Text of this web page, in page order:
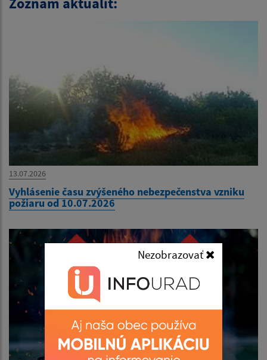
Nezobrazovať
13.07.2026
Vyhlásenie času zvýšeného nebezpečenstva vzniku
požiaru od 10.07.2026